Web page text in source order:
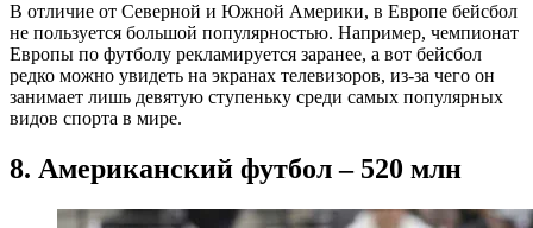
В отличие от Северной и Южной Америки, в Европе бейсбол
не пользуется большой популярностью. Например, чемпионат
Европы по футболу рекламируется заранее, а вот бейсбол
редко можно увидеть на экранах телевизоров, из-за чего он
занимает лишь девятую ступеньку среди самых популярных
видов спорта в мире.
8. Американский футбол – 520 млн